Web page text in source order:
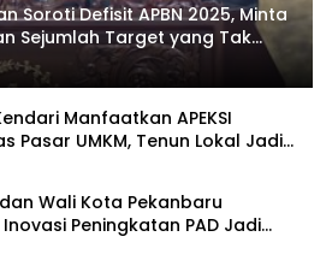
Soroti Defisit APBN 2025, Minta
Sejumlah Target yang Tak
Manfaatkan APEKSI
Pasar UMKM, Tenun Lokal Jadi
Wali Kota Pekanbaru
Peningkatan PAD Jadi